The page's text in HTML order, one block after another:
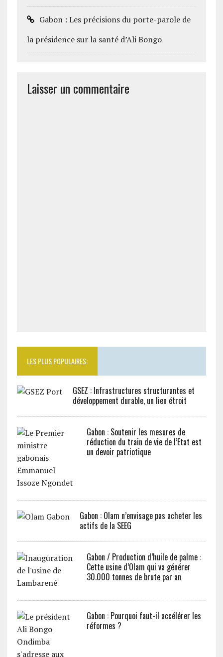
Gabon : Les précisions du porte-parole de
la présidence sur la santé d’Ali Bongo
Laisser un commentaire
LES PLUS POPULAIRES:
GSEZ : Infrastructures structurantes et
développement durable, un lien étroit
Gabon : Soutenir les mesures de
réduction du train de vie de l’Etat est
un devoir patriotique
Gabon : Olam n’envisage pas acheter les
actifs de la SEEG
Gabon / Production d’huile de palme :
Cette usine d’Olam qui va générer
30.000 tonnes de brute par an
Gabon : Pourquoi faut-il accélérer les
réformes ?